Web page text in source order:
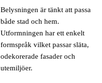
Belysningen är tänkt att passa
både stad och hem.
Utformningen har ett enkelt
formspråk vilket passar släta,
odekorerade fasader och
utemiljöer.